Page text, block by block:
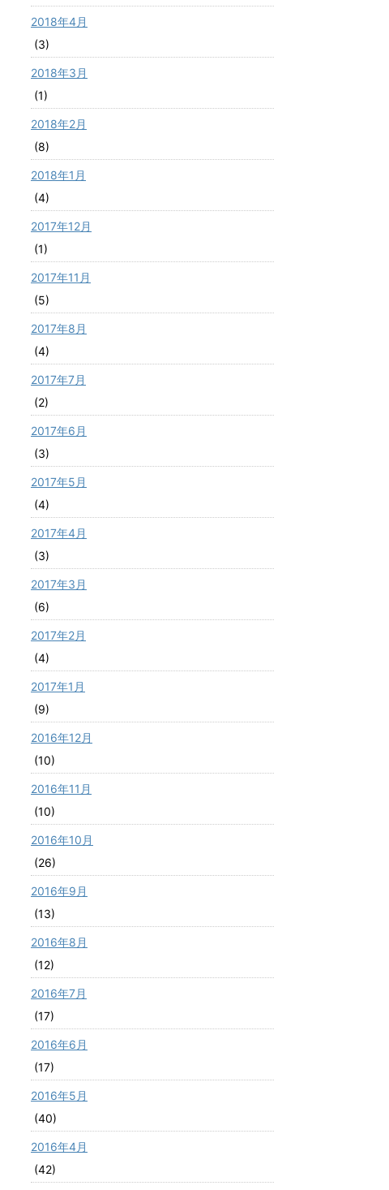
2018年4月
(3)
2018年3月
(1)
2018年2月
(8)
2018年1月
(4)
2017年12月
(1)
2017年11月
(5)
2017年8月
(4)
2017年7月
(2)
2017年6月
(3)
2017年5月
(4)
2017年4月
(3)
2017年3月
(6)
2017年2月
(4)
2017年1月
(9)
2016年12月
(10)
2016年11月
(10)
2016年10月
(26)
2016年9月
(13)
2016年8月
(12)
2016年7月
(17)
2016年6月
(17)
2016年5月
(40)
2016年4月
(42)